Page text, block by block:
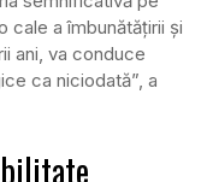
cale a îmbunătățirii și
ani, va conduce
ca niciodată”, a